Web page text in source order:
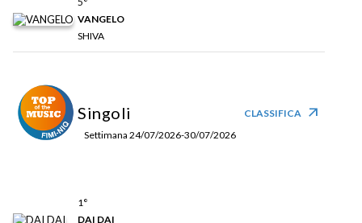
VANGELO
SHIVA
Singoli
Settimana 24/07/2026-30/07/2026
CLASSIFICA arrow_outward
1°
DAI DAI